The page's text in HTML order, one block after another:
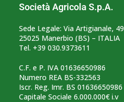
Società Agricola S.p.A.
Sede Legale: Via Artigianale, 49
25025 Manerbio (BS) – ITALIA
Tel. +39 030.9373611
C.F. e P. IVA 01636650986
Numero REA BS-332563
Iscr. Reg. Imr. BS 01636650986
Capitale Sociale 6.000.000€ i.v